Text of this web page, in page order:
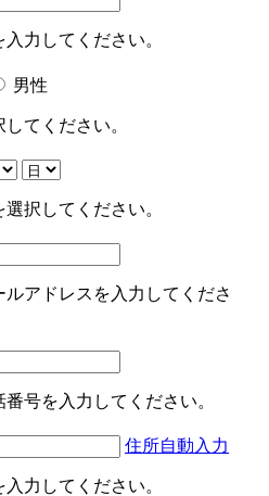
力してください。
男性
てください。
択してください。
ルアドレスを入力してくださ
号を入力してください。
住所自動入力
力してください。